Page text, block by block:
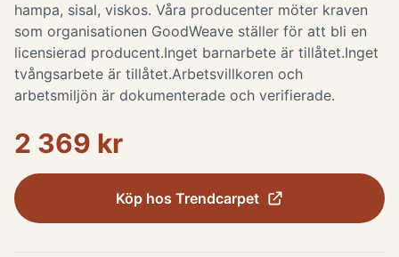
hampa, sisal, viskos. Våra producenter möter kraven
som organisationen GoodWeave ställer för att bli en
licensierad producent.Inget barnarbete är tillåtet.Inget
tvångsarbete är tillåtet.Arbetsvillkoren och
arbetsmiljön är dokumenterade och verifierade.
2 369 kr
Köp hos Trendcarpet